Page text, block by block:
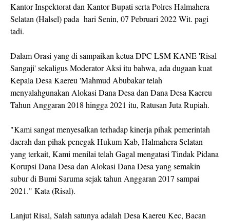
Kantor Inspektorat dan Kantor Bupati serta Polres Halmahera
Selatan (Halsel) pada hari Senin, 07 Pebruari 2022 Wit. pagi
tadi.
Dalam Orasi yang di sampaikan ketua DPC LSM KANE 'Risal
Sangaji' sekaligus Moderator Aksi itu bahwa, ada dugaan kuat
Kepala Desa Kaereu 'Mahmud Abubakar telah
menyalahgunakan Alokasi Dana Desa dan Dana Desa Kaereu
Tahun Anggaran 2018 hingga 2021 itu, Ratusan Juta Rupiah.
"Kami sangat menyesalkan terhadap kinerja pihak pemerintah
daerah dan pihak penegak Hukum Kab, Halmahera Selatan
yang terkait, Kami menilai telah Gagal mengatasi Tindak Pidana
Korupsi Dana Desa dan Alokasi Dana Desa yang semakin
subur di Bumi Saruma sejak tahun Anggaran 2017 sampai
2021." Kata (Risal).
Lanjut Risal, Salah satunya adalah Desa Kaereu Kec, Bacan